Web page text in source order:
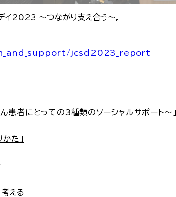
イ2023 ～つながり支え合う～』
jcsd2023_report
患者にとっての3種類のソーシャルサポート～」
た」
考える